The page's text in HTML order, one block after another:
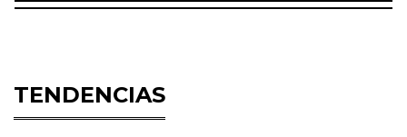
TENDENCIAS